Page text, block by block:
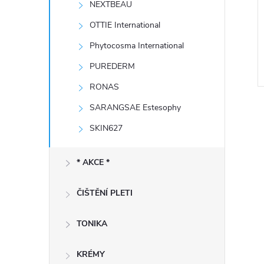
NEXTBEAU
OTTIE International
Phytocosma International
PUREDERM
RONAS
SARANGSAE Estesophy
SKIN627
* AKCE *
ČIŠTĚNÍ PLETI
TONIKA
KRÉMY